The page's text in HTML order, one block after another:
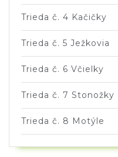
Trieda č. 4 Kačičky
Trieda č. 5 Ježkovia
Trieda č. 6 Včielky
Trieda č. 7 Stonožky
Trieda č. 8 Motýle